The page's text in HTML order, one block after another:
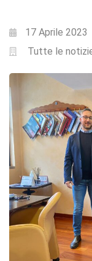
17 Aprile 2023
Tutte le